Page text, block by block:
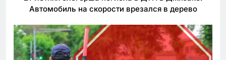
Автомобиль на скорости врезался в дерево